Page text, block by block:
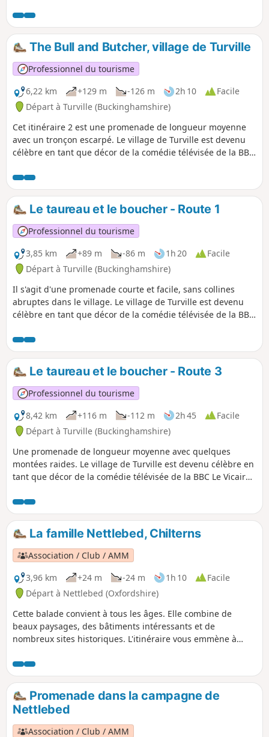
The Bull and Butcher, village de Turville
Professionnel du tourisme
6,22 km
+129 m -126 m 2h 10
Facile
Départ à Turville (Buckinghamshire)
Cet itinéraire 2 est une promenade de longueur moyenne
avec un tronçon escarpé. Le village de Turville est devenu
célèbre en tant que décor de la comédie télévisée de la BBC
programmes télévisés et films tels que Midsomer Murders,
Goodnight Mr Tom et Chitty Chitty Bang Bang.
Le taureau et le boucher - Route 1
Professionnel du tourisme
3,85 km
+89 m -86 m 1h 20
Facile
Départ à Turville (Buckinghamshire)
Il s'agit d'une promenade courte et facile, sans collines
abruptes dans le village. Le village de Turville est devenu
célèbre en tant que décor de la comédie télévisée de la BBC
programmes télévisés et films tels que Midsomer Murders,
Goodnight Mr Tom et Chitty Chitty Bang Bang.
Le taureau et le boucher - Route 3
Professionnel du tourisme
8,42 km
+116 m -112 m 2h 45
Facile
Départ à Turville (Buckinghamshire)
Une promenade de longueur moyenne avec quelques
montées raides. Le village de Turville est devenu célèbre en
tant que décor de la comédie télévisée de la BBC Le Vicaire
télévisés et films tels que Midsomer Murders, Goodnight Mr
Tom et Chitty Chitty Bang Bang.
La famille Nettlebed, Chilterns
Association / Club / AMM
3,96 km
+24 m -24 m 1h 10
Facile
Départ à Nettlebed (Oxfordshire)
Cette balade convient à tous les âges. Elle combine de
beaux paysages, des bâtiments intéressants et de
nombreux sites historiques. L'itinéraire vous emmène à
communales autour de Nettlebed.
Promenade dans la campagne de
Nettlebed
Association / Club / AMM